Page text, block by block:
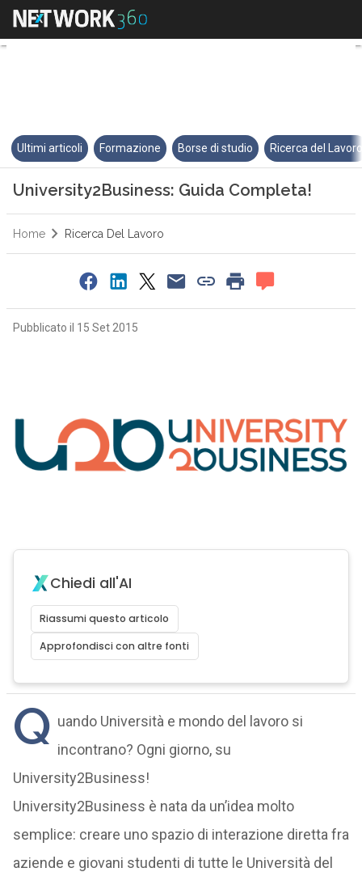
University2Business: Guida
Ultimi articoli Formazione Borse di studio Ricerca del
University2Business: Guida Completa!
Home Ricerca Del Lavoro
Pubblicato il 15 Set 2015
Chiedi all'AI
Riassumi questo articolo
Approfondisci con altre fonti
Q uando Università e mondo del lavoro si
incontrano? Ogni giorno, su
University2Business!
University2Business è nata da un’idea molto
semplice: creare uno spazio di interazione diretta fra
aziende e giovani studenti di tutte le Università del